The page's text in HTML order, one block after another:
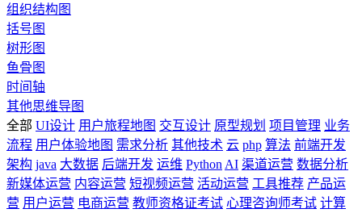
组织结构图
括号图
树形图
鱼骨图
时间轴
其他思维导图
全部 UI设计 用户旅程地图 交互设计 原型规划 项目管理 业务
流程 用户体验地图 需求分析 其他技术 云 php 算法 前端开发
架构 java 大数据 后端开发 运维 Python AI 渠道运营 数据分析
新媒体运营 内容运营 短视频运营 活动运营 工具推荐 产品运
营 用户运营 电商运营 教师资格证考试 心理咨询师考试 计算